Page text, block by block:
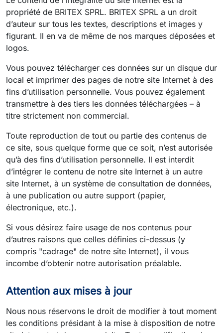
propriété de BRITEX SPRL. BRITEX SPRL a un droit
d’auteur sur tous les textes, descriptions et images y
figurant. Il en va de même de nos marques déposées et
logos.
Vous pouvez télécharger ces données sur un disque dur
local et imprimer des pages de notre site Internet à des
fins d’utilisation personnelle. Vous pouvez également
transmettre à des tiers les données téléchargées – à
titre strictement non commercial.
Toute reproduction de tout ou partie des contenus de
ce site, sous quelque forme que ce soit, n’est autorisée
qu’à des fins d’utilisation personnelle. Il est interdit
d’intégrer le contenu de notre site Internet à un autre
site Internet, à un système de consultation de données,
à une publication ou autre support (papier,
électronique, etc.).
Si vous désirez faire usage de nos contenus pour
d’autres raisons que celles définies ci-dessus (y
compris "cadrage" de notre site Internet), il vous
incombe d’obtenir notre autorisation préalable.
Attention aux mises à jour
Nous nous réservons le droit de modifier à tout moment
les conditions présidant à la mise à disposition de notre